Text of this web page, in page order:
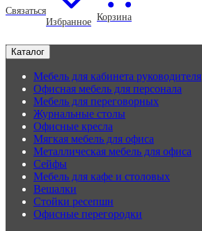
Связаться
Избранное Корзина
Каталог
Мебель для кабинета руководителя
Офисная мебель для персонала
Мебель для переговорных
Журнальные столы
Офисные кресла
Мягкая мебель для офиса
Металлическая мебель для офиса
Сейфы
Мебель для кафе и столовых
Вешалки
Стойки ресепшн
Офисные перегородки